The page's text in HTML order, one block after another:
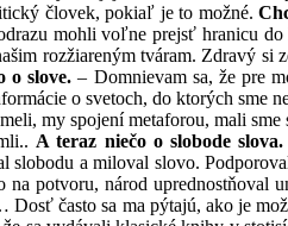
človek, pokiaľ je to možné.
mohli voľne prejsť hranicu
rozžiareným tváram. Zdravý
o slove.– Domnievam sa, že pre
o svetoch, do ktorých
my spojení metaforou, mali
A teraz niečo o slobode slova.
slobodu a miloval slovo.
potvoru, národ
často sa ma pýtajú, ako je